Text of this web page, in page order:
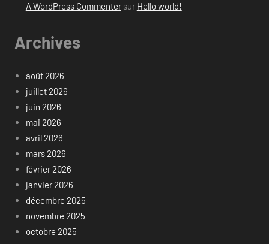
A WordPress Commentersur Hello world!
Archives
août 2026
juillet 2026
juin 2026
mai 2026
avril 2026
mars 2026
février 2026
janvier 2026
décembre 2025
novembre 2025
octobre 2025